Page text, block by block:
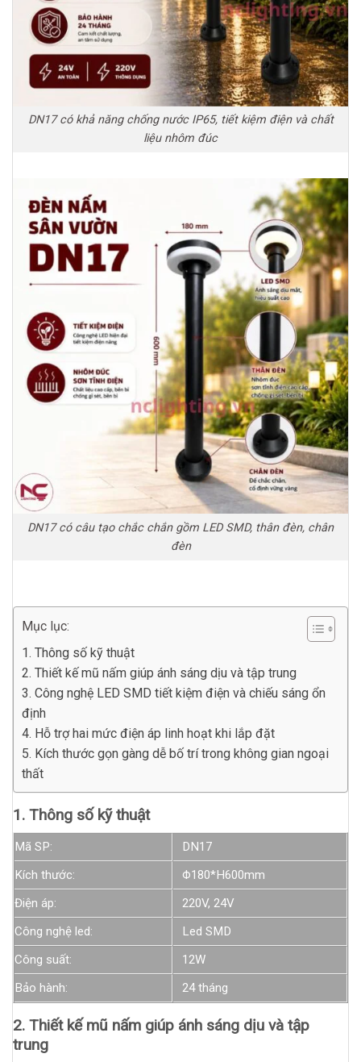
DN17 có khả năng chống nước IP65, tiết kiệm điện và chất
liệu nhôm đúc
DN17 có câu tạo chắc chắn gồm LED SMD, thân đèn, chân
đèn
Mục lục:
1. Thông số kỹ thuật
2. Thiết kế mũ nấm giúp ánh sáng dịu và tập trung
3. Công nghệ LED SMD tiết kiệm điện và chiếu sáng ổn
định
4. Hỗ trợ hai mức điện áp linh hoạt khi lắp đặt
5. Kích thước gọn gàng dễ bố trí trong không gian ngoại
thất
1. Thông số kỹ thuật
Mã SP:
DN17
Kích thước:
Φ180*H600mm
Điện áp:
220V, 24V
Công nghệ led:
Led SMD
Công suất:
12W
Bảo hành:
24 tháng
2. Thiết kế mũ nấm giúp ánh sáng dịu và tập
trung